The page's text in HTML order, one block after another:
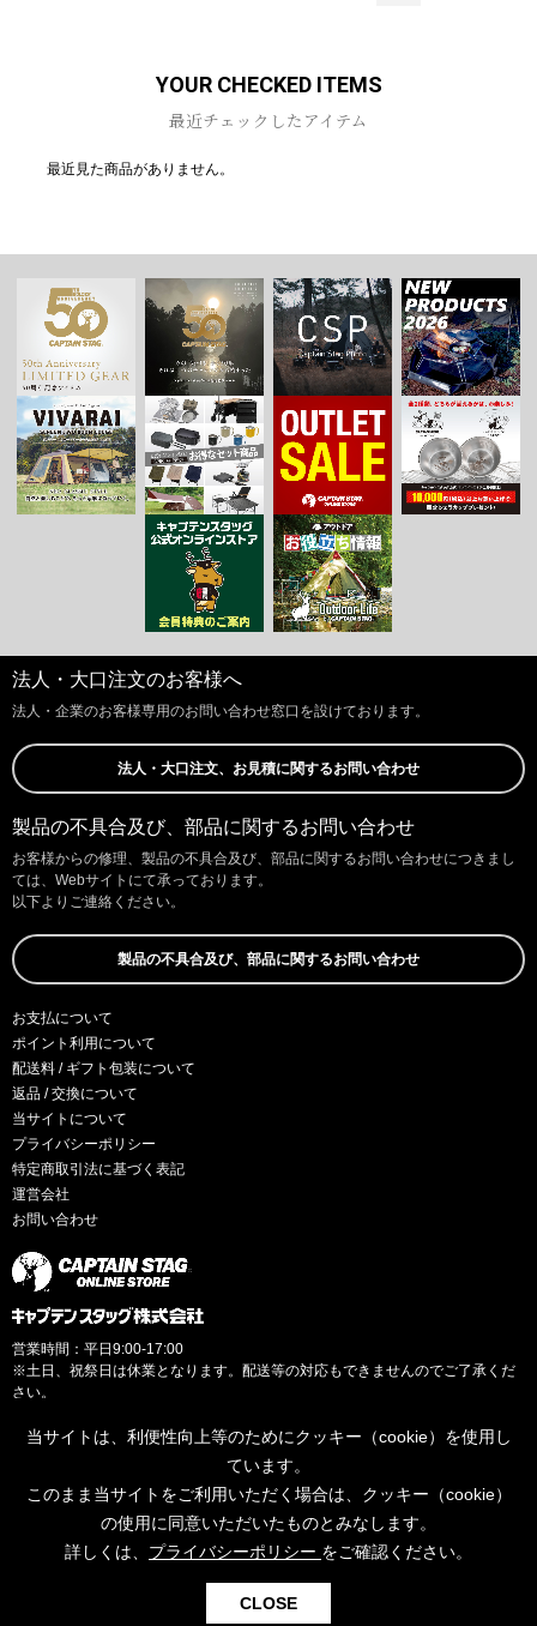
お買い物を続ける カートへ進む
YOUR CHECKED ITEMS
最近チェックしたアイテム
最近見た商品がありません。
法人・大口注文のお客様へ
法人・企業のお客様専用のお問い合わせ窓口を設けております。
法人・大口注文、お見積に関するお問い合わせ
製品の不具合及び、部品に関するお問い合わせ
お客様からの修理、製品の不具合及び、部品に関するお問い合わせにつきまし
ては、Webサイトにて承っております。
以下よりご連絡ください。
製品の不具合及び、部品に関するお問い合わせ
お支払について
ポイント利用について
配送料 / ギフト包装について
返品 / 交換について
当サイトについて
プライバシーポリシー
特定商取引法に基づく表記
運営会社
お問い合わせ
営業時間：平日9:00-17:00
※土日、祝祭日は休業となります。配送等の対応もできませんのでご了承くだ
さい。
© CAPTAINSTAG Co.Ltd.
当サイトは、利便性向上等のためにクッキー（cookie）を使用し
ています。
このまま当サイトをご利用いただく場合は、クッキー（cookie）
の使用に同意いただいたものとみなします。
詳しくは、 プライバシーポリシー をご確認ください。
CLOSE